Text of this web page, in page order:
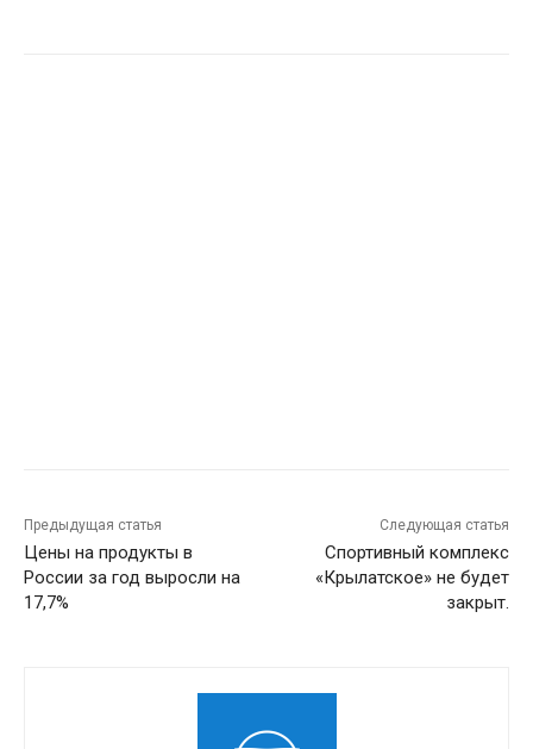
Предыдущая статья
Цены на продукты в
России за год выросли на
17,7%
Следующая статья
Спортивный комплекс
«Крылатское» не будет
закрыт.